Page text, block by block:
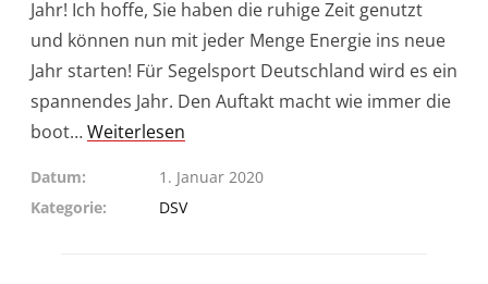
Jahr! Ich hoffe, Sie haben die ruhige Zeit genutzt
und können nun mit jeder Menge Energie ins neue
Jahr starten! Für Segelsport Deutschland wird es ein
spannendes Jahr. Den Auftakt macht wie immer die
boot…Weiterlesen
Datum
1. Januar 2020
Kategorie
DSV